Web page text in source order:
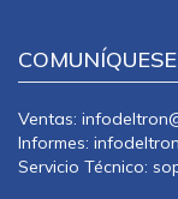
Ventas:
Informes:
Servicio Técnico: